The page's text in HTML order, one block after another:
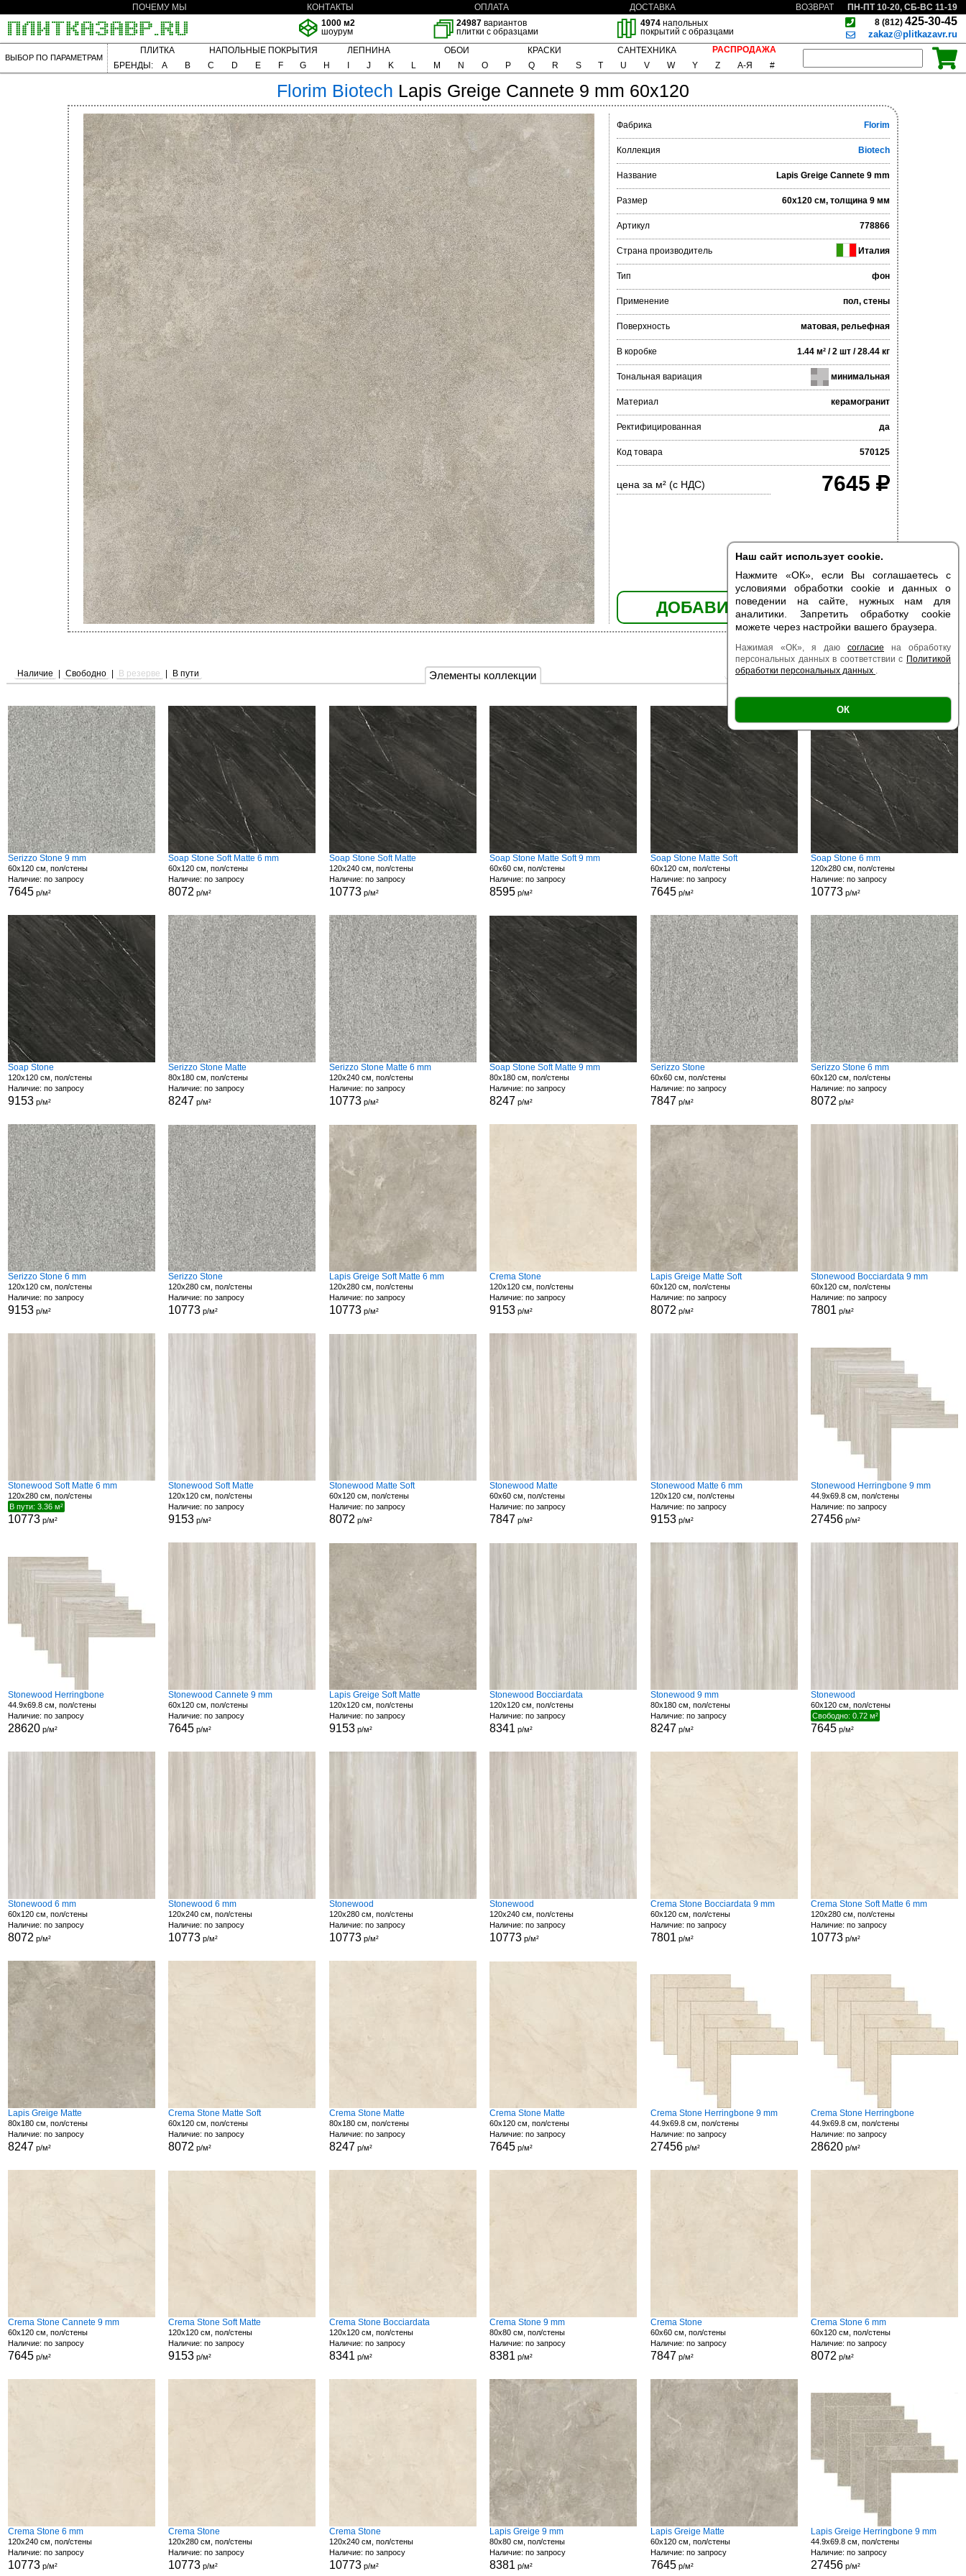
Наш сайт использует cookie.
Нажмите «ОК», если Вы соглашаетесь с
условиями обработки cookie и данных о
поведении на сайте, нужных нам для
аналитики. Запретить обработку cookie
можете через настройки вашего браузера.
Нажимая «ОК», я даю согласие на обработку
персональных данных в соответствии с Политикой
обработки персональных данных .
ОК
ПОЧЕМУ МЫ КОНТАКТЫ ОПЛАТА ДОСТАВКА ВОЗВРАТ
ПН-ПТ 10-20, СБ-ВС 11-19
1000 м2
шоурум
24987 вариантов
плитки с образцами
4974напольных
покрытий с образцами
8 (812) 425-30-45
zakaz@plitkazavr.ru
ВЫБОР ПО ПАРАМЕТРАМ
ПЛИТКА НАПОЛЬНЫЕ ПОКРЫТИЯ ЛЕПНИНА ОБОИ КРАСКИ САНТЕХНИКА
РАСПРОДАЖА
БРЕНДЫ:
A B C D E F G H J K L M N O P Q R S T U V W Y Z А-Я #
Florim Biotech Lapis Greige Cannete 9 mm 60x120
Фабрика Florim
Коллекция Biotech
Название Lapis Greige Cannete 9 mm
Размер 60x120 см, толщина 9 мм
Артикул 778866
Страна производитель Италия
Тип фон
Применение пол, стены
Поверхность матовая, рельефная
В коробке 1.44 м² / 2 шт / 28.44 кг
Тональная вариация минимальная
Материал керамогранит
Ректифицированная да
Код товара 570125
цена за м² (с НДС) 7645
ДОБАВИТЬ В КОРЗИНУ
Элементы коллекции
Наличие Свободно В резерве В пути Есть образец | Поверхность |
Serizzo Stone 9 mm
60x120 см, пол/стены
Наличие: по запросу
7645р/м²
Soap Stone Soft Matte 6 mm
60x120 см, пол/стены
Наличие: по запросу
8072 р/м²
Soap Stone Soft Matte
120x240 см, пол/стены
Наличие: по запросу
10773р/м²
Soap Stone Matte Soft 9 mm
60x60 см, пол/стены
Наличие: по запросу
8595 р/м²
Soap Stone Matte Soft
60x120 см, пол/стены
Наличие: по запросу
7645р/м²
Soap Stone 6 mm
120x280 см, пол/стены
Наличие: по запросу
10773 р/м²
Soap Stone
120x120 см, пол/стены
Наличие: по запросу
9153р/м²
Serizzo Stone Matte
80x180 см, пол/стены
Наличие: по запросу
8247 р/м²
Serizzo Stone Matte 6 mm
120x240 см, пол/стены
Наличие: по запросу
10773р/м²
Soap Stone Soft Matte 9 mm
80x180 см, пол/стены
Наличие: по запросу
8247 р/м²
Serizzo Stone
60x60 см, пол/стены
Наличие: по запросу
7847 р/м²
Serizzo Stone 6 mm
60x120 см, пол/стены
Наличие: по запросу
8072 р/м²
Serizzo Stone 6 mm
120x120 см, пол/стены
Наличие: по запросу
9153р/м²
Serizzo Stone
120x280 см, пол/стены
Наличие: по запросу
10773 р/м²
Lapis Greige Soft Matte 6 mm
120x280 см, пол/стены
Наличие: по запросу
10773р/м²
Crema Stone
120x120 см, пол/стены
Наличие: по запросу
9153 р/м²
Lapis Greige Matte Soft
60x120 см, пол/стены
Наличие: по запросу
8072 р/м²
Stonewood Bocciardata 9 mm
60x120 см, пол/стены
Наличие: по запросу
7801 р/м²
Stonewood Soft Matte 6 mm
120x280 см, пол/стены
В пути: 3.36 м²
10773р/м²
Stonewood Soft Matte
120x120 см, пол/стены
Наличие: по запросу
9153 р/м²
Stonewood Matte Soft
60x120 см, пол/стены
Наличие: по запросу
8072 р/м²
Stonewood Matte
60x60 см, пол/стены
Наличие: по запросу
7847 р/м²
Stonewood Matte 6 mm
120x120 см, пол/стены
Наличие: по запросу
9153р/м²
Stonewood Herringbone 9 mm
44.9x69.8 см, пол/стены
Наличие: по запросу
27456 р/м²
Stonewood Herringbone
44.9x69.8 см, пол/стены
Наличие: по запросу
28620р/м²
Stonewood Cannete 9 mm
60x120 см, пол/стены
Наличие: по запросу
7645 р/м²
Lapis Greige Soft Matte
120x120 см, пол/стены
Наличие: по запросу
9153р/м²
Stonewood Bocciardata
120x120 см, пол/стены
Наличие: по запросу
8341 р/м²
Stonewood 9 mm
80x180 см, пол/стены
Наличие: по запросу
8247 р/м²
Stonewood
60x120 см, пол/стены
Свободно: 0.72 м²
7645 р/м²
Stonewood 6 mm
60x120 см, пол/стены
Наличие: по запросу
8072 р/м²
Stonewood 6 mm
120x240 см, пол/стены
Наличие: по запросу
10773 р/м²
Stonewood
120x280 см, пол/стены
Наличие: по запросу
10773р/м²
Stonewood
120x240 см, пол/стены
Наличие: по запросу
10773 р/м²
Crema Stone Bocciardata 9 mm
60x120 см, пол/стены
Наличие: по запросу
7801 р/м²
Crema Stone Soft Matte 6 mm
120x280 см, пол/стены
Наличие: по запросу
10773 р/м²
Lapis Greige Matte
80x180 см, пол/стены
Наличие: по запросу
8247 р/м²
Crema Stone Matte Soft
60x120 см, пол/стены
Наличие: по запросу
8072 р/м²
Crema Stone Matte
80x180 см, пол/стены
Наличие: по запросу
8247 р/м²
Crema Stone Matte
60x120 см, пол/стены
Наличие: по запросу
7645 р/м²
Crema Stone Herringbone 9 mm
44.9x69.8 см, пол/стены
Наличие: по запросу
27456р/м²
Crema Stone Herringbone
44.9x69.8 см, пол/стены
Наличие: по запросу
28620 р/м²
Crema Stone Cannete 9 mm
60x120 см, пол/стены
Наличие: по запросу
7645р/м²
Crema Stone Soft Matte
120x120 см, пол/стены
Наличие: по запросу
9153 р/м²
Crema Stone Bocciardata
120x120 см, пол/стены
Наличие: по запросу
8341 р/м²
Crema Stone 9 mm
80x80 см, пол/стены
Наличие: по запросу
8381 р/м²
Crema Stone
60x60 см, пол/стены
Наличие: по запросу
7847 р/м²
Crema Stone 6 mm
60x120 см, пол/стены
Наличие: по запросу
8072 р/м²
Crema Stone 6 mm
120x240 см, пол/стены
Наличие: по запросу
10773р/м²
Crema Stone
120x280 см, пол/стены
Наличие: по запросу
10773 р/м²
Crema Stone
120x240 см, пол/стены
Наличие: по запросу
10773р/м²
Lapis Greige 9 mm
80x80 см, пол/стены
Наличие: по запросу
8381 р/м²
Lapis Greige Matte
60x120 см, пол/стены
Наличие: по запросу
7645р/м²
Lapis Greige Herringbone 9 mm
44.9x69.8 см, пол/стены
Наличие: по запросу
27456 р/м²